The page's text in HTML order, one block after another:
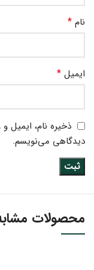
نام *
ایمیل *
ذخیره نام، ایمیل
دیدگاهی می‌نویسم.
محصولات